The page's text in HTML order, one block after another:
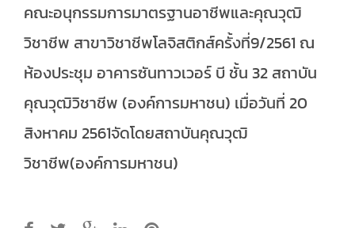
คณะอนุกรรมการมาตรฐานอาชีพและคุณวุฒิ
วิชาชีพ สาขาวิชาชีพโลจิสติกส์ครั้งที่9/2561 ณ
ห้องประชุม อาคารซันทาวเวอร์ บี ชั้น 32 สถาบัน
คุณวุฒิวิชาชีพ (องค์การมหาชน) เมื่อวันที่ 20
สิงหาคม 2561จัดโดยสถาบันคุณวุฒิ
วิชาชีพ(องค์การมหาชน)